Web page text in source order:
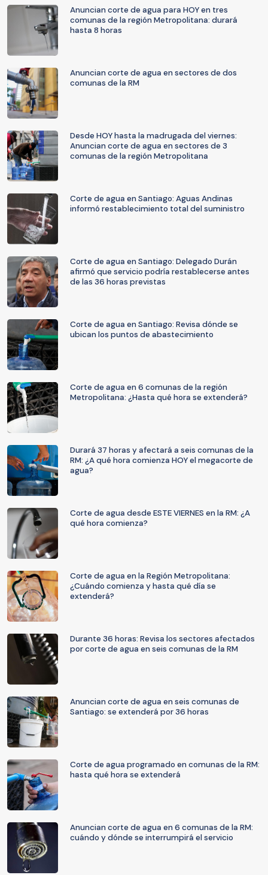
Anuncian corte de agua para HOY en tres
comunas de la región Metropolitana: durará
hasta 8 horas
Anuncian corte de agua en sectores de dos
comunas de la RM
Desde HOY hasta la madrugada del viernes:
Anuncian corte de agua en sectores de 3
comunas de la región Metropolitana
Corte de agua en Santiago: Aguas Andinas
informó restablecimiento total del suministro
Corte de agua en Santiago: Delegado Durán
afirmó que servicio podría restablecerse antes
de las 36 horas previstas
Corte de agua en Santiago: Revisa dónde se
ubican los puntos de abastecimiento
Corte de agua en 6 comunas de la región
Metropolitana: ¿Hasta qué hora se extenderá?
Durará 37 horas y afectará a seis comunas de la
RM: ¿A qué hora comienza HOY el megacorte de
agua?
Corte de agua desde ESTE VIERNES en la RM: ¿A
qué hora comienza?
Corte de agua en la Región Metropolitana:
¿Cuándo comienza y hasta qué día se
extenderá?
Durante 36 horas: Revisa los sectores afectados
por corte de agua en seis comunas de la RM
Anuncian corte de agua en seis comunas de
Santiago: se extenderá por 36 horas
Corte de agua programado en comunas de la RM:
hasta qué hora se extenderá
Anuncian corte de agua en 6 comunas de la RM:
cuándo y dónde se interrumpirá el servicio